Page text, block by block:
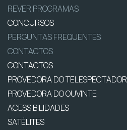
REVER PROGRAMAS
CONCURSOS
PERGUNTAS FREQUENTES
CONTACTOS
CONTACTOS
PROVEDORA DO TELESPECTADOR
PROVEDORA DO OUVINTE
ACESSIBILIDADES
SATÉLITES